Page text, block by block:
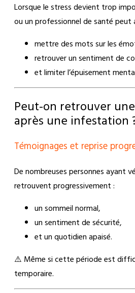
Lorsque le stress devient trop
ou un professionnel de santé peut
mettre des mots sur les
retrouver un sentiment de
et limiter l’épuisement
Peut-on retrouver
après une infestation
Témoignages et reprise
De nombreuses personnes ayant
retrouvent progressivement :
un sommeil normal,
un sentiment de sécurité,
et un quotidien apaisé.
⚠️ Même si cette période est
temporaire.